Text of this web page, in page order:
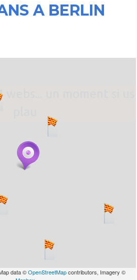
A BERLIN
webs... un moment si us
data ©OpenStreetMapcontributors, Imagery ©